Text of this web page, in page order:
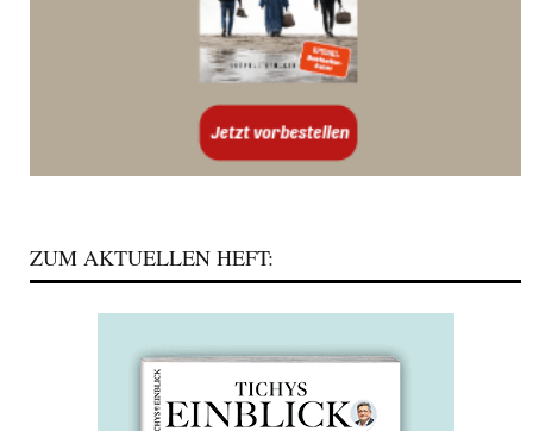
ZUM AKTUELLEN HEFT: